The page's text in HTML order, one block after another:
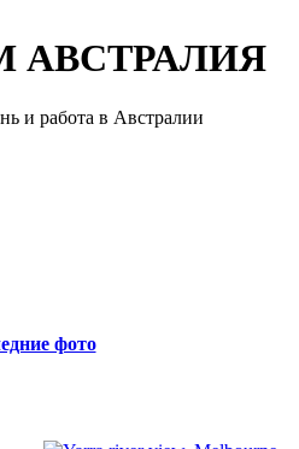
АВСТРАЛИЯ
и работа в Австралии
фото